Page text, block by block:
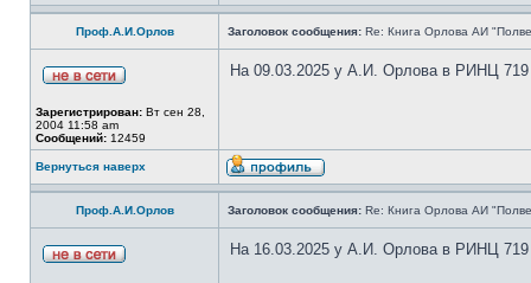
Проф.А.И.Орлов Заголовок сообщения: Re: Книга Орлова АИ
Зарегистрирован: Вт сен 28,
2004 11:58 am
Сообщений: 12459
На 09.03.2025 у А.И. Орлова в РИНЦ 719
Вернуться наверх
Проф.А.И.Орлов Заголовок сообщения: Re: Книга Орлова АИ
На 16.03.2025 у А.И. Орлова в РИНЦ 719